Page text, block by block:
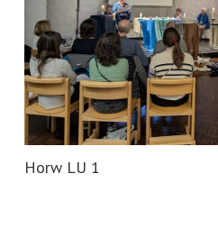
Horw LU 1